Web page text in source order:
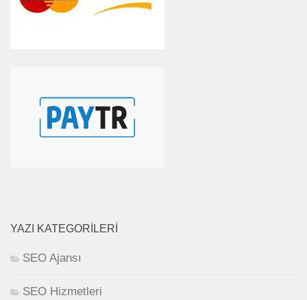
YAZI KATEGORILERI
SEO Ajansı
SEO Hizmetleri